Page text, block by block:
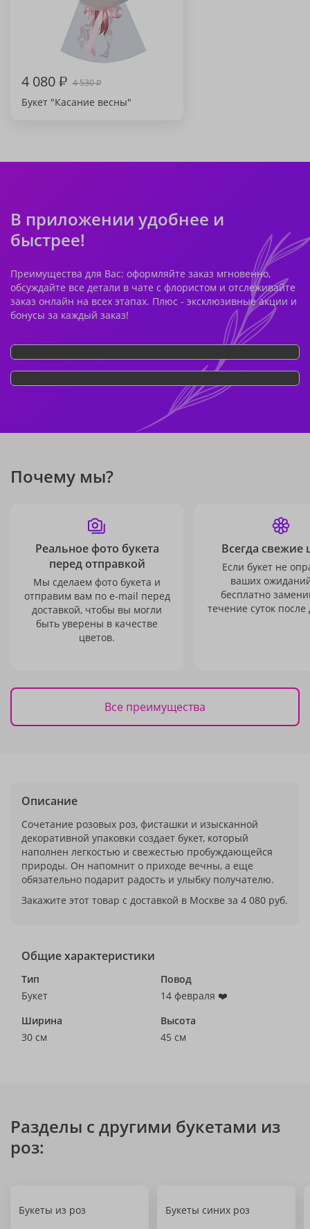
4 080₽ 4 530₽
Букет "Касание весны"
В приложении удобнее и
быстрее!
Преимущества для Вас: оформляйте заказ мгновенно,
обсуждайте все детали в чате с флористом и отслеживайте
заказ онлайн на всех этапах. Плюс - эксклюзивные акции и
бонусы за каждый заказ!
Почему мы?
Реальное фото букета
перед отправкой
Мы сделаем фото букета и
отправим вам по e-mail перед
доставкой, чтобы вы могли
быть уверены в качестве
цветов.
Всегда свежие
Если букет не
ваших
бесплатно
течение суток после
Все преимущества
Описание
Сочетание розовых роз, фисташки и изысканной
декоративной упаковки создает букет, который
наполнен легкостью и свежестью пробуждающейся
природы. Он напомнит о приходе вечны, а еще
обязательно подарит радость и улыбку получателю.
Закажите этот товар с доставкой в Москве за 4 080 руб.
Общие характеристики
Тип
Букет
Повод
14 февраля ❤️
Ширина
30 см
Высота
45 см
Разделы с другими букетами из
роз:
Букеты из роз Букеты синих роз